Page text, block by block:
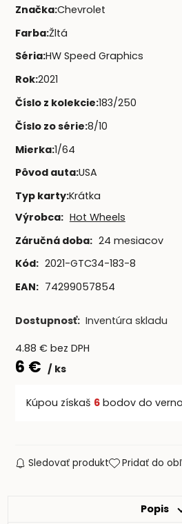
Značka:Chevrolet
Farba:Žltá
Séria:HW Speed Graphics
Rok:2021
Číslo z kolekcie:183/250
Číslo zo série:8/10
Mierka:1/64
Pôvod auta:USA
Typ karty:Krátka
Výrobca: Hot Wheels
Záručná doba: 24 mesiacov
Kód: 2021-GTC34-183-8
EAN: 74299057854
Dostupnosť: Inventúra skladu
4.88 € bez DPH
6 € ks
Kúpou získaš 6bodov do
Sledovať produkt Pridať do
Popis